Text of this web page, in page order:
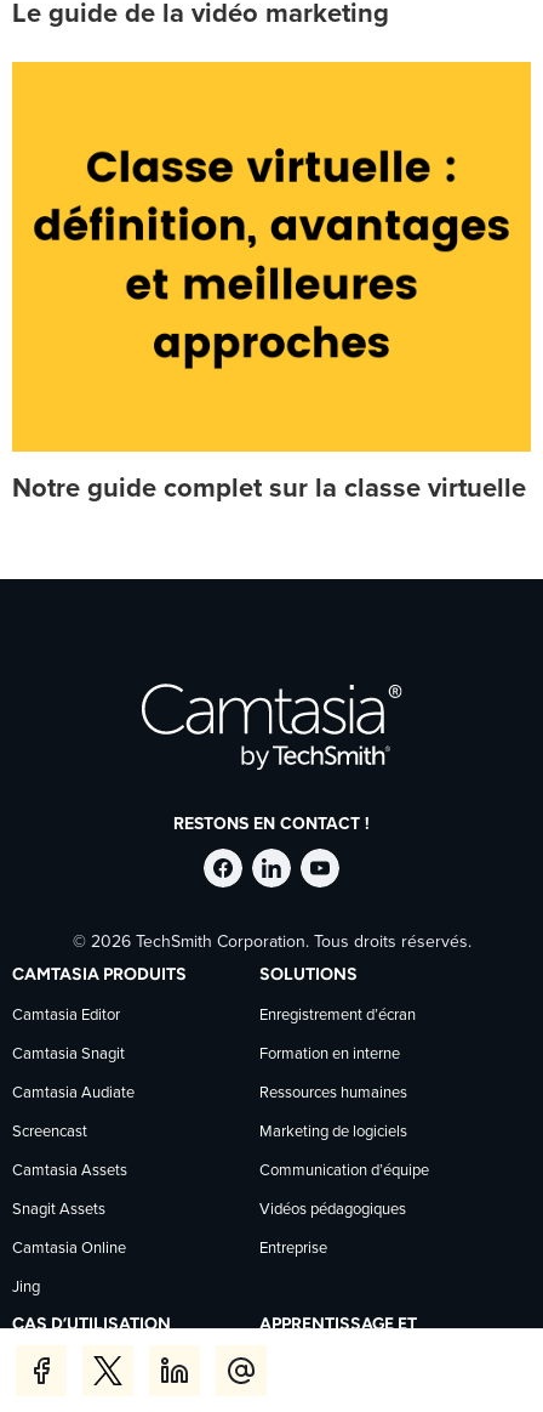
Le guide de la vidéo marketing
Notre guide complet sur la classe virtuelle
RESTONS EN CONTACT !
Suivre
TechSmith
sur
Facebook
Suivre
TechSmith
sur
LinkedIn
Suivre
TechSmith
sur
YouTube
© 2026 TechSmith Corporation. Tous droits réservés.
CAMTASIA PRODUITS
Camtasia Editor
Camtasia Snagit
Camtasia Audiate
Screencast
Camtasia Assets
Snagit Assets
Camtasia Online
Jing
SOLUTIONS
Enregistrement d’écran
Formation en interne
Ressources humaines
Marketing de logiciels
Communication d’équipe
Vidéos pédagogiques
Entreprise
CAS D’UTILISATION
Éducation des clients
APPRENTISSAGE ET